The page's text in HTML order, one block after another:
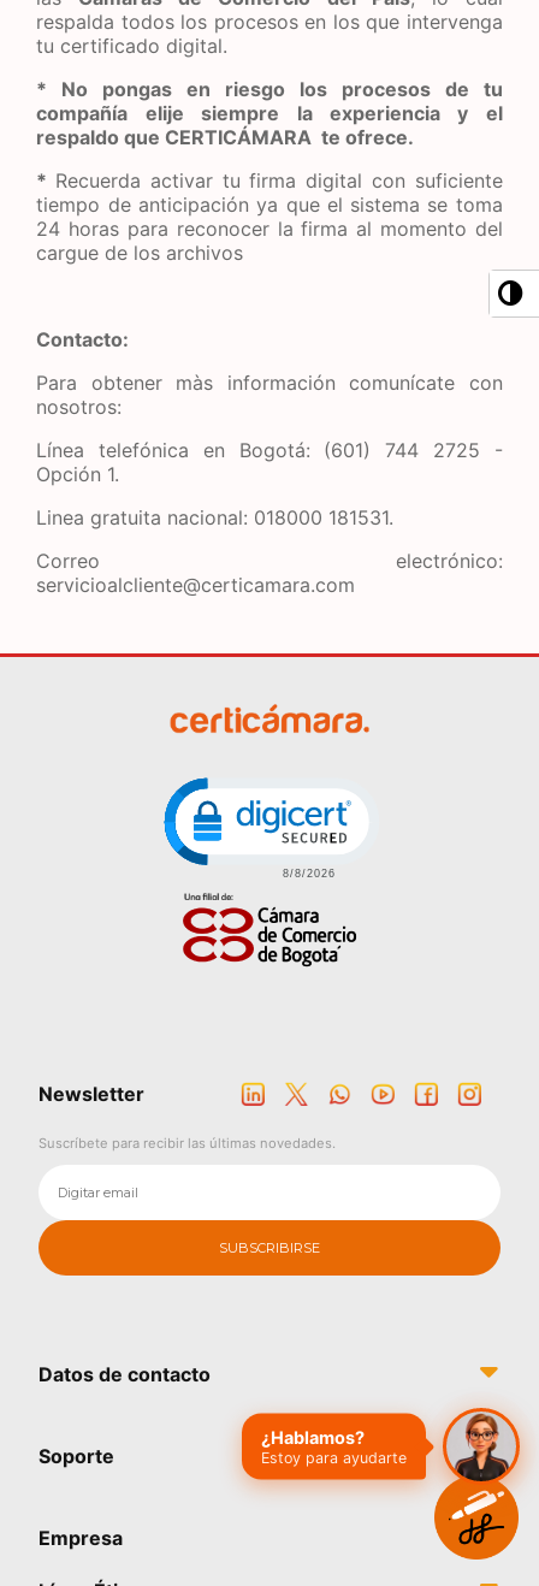
respalda todos los procesos en los que intervenga
tu certificado digital.
* No pongas en riesgo los procesos de tu
compañía elije siempre la experiencia y el
respaldo que CERTICÁMARA te ofrece.
* Recuerda activar tu firma digital con suficiente
tiempo de anticipación ya que el sistema se toma
24 horas para reconocer la firma al momento del
cargue de los archivos
Contacto:
Para obtener màs información comunícate con
nosotros:
Línea telefónica en Bogotá: (601) 744 2725 -
Opción 1.
Linea gratuita nacional: 018000 181531.
Correo electrónico:
servicioalcliente@certicamara.com
Imagen
Datos de contacto
Soporte
Empresa
Newsletter
Suscríbete para recibir las últimas novedades.
¿Hablamos?
Estoy para ayudarte